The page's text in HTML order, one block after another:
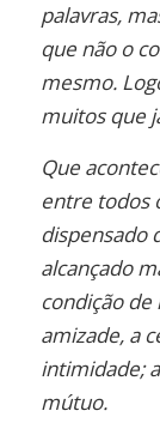
palavras,
que não o
mesmo.
muitos que
Que
entre todos
dispensado
alcançado
condição
amizade, a
intimidade;
mútuo.